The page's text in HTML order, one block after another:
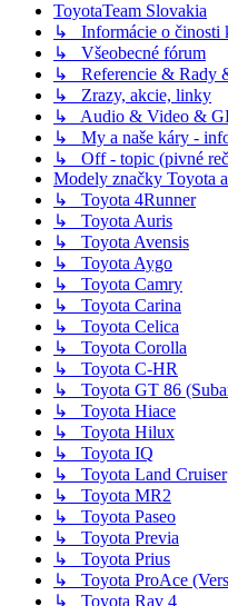
ToyotaTeam Slovakia
↳ Informácie o činosti
↳ Všeobecné fórum
↳ Referencie & Rady
↳ Zrazy, akcie, linky
↳ Audio & Video &
↳ My a naše káry -
↳ Off - topic (pivné
Modely značky Toyota
↳ Toyota 4Runner
↳ Toyota Auris
↳ Toyota Avensis
↳ Toyota Aygo
↳ Toyota Camry
↳ Toyota Carina
↳ Toyota Celica
↳ Toyota Corolla
↳ Toyota C-HR
↳ Toyota GT 86
↳ Toyota Hiace
↳ Toyota Hilux
↳ Toyota IQ
↳ Toyota Land Cruiser
↳ Toyota MR2
↳ Toyota Paseo
↳ Toyota Previa
↳ Toyota Prius
↳ Toyota ProAce
↳ Toyota Rav 4